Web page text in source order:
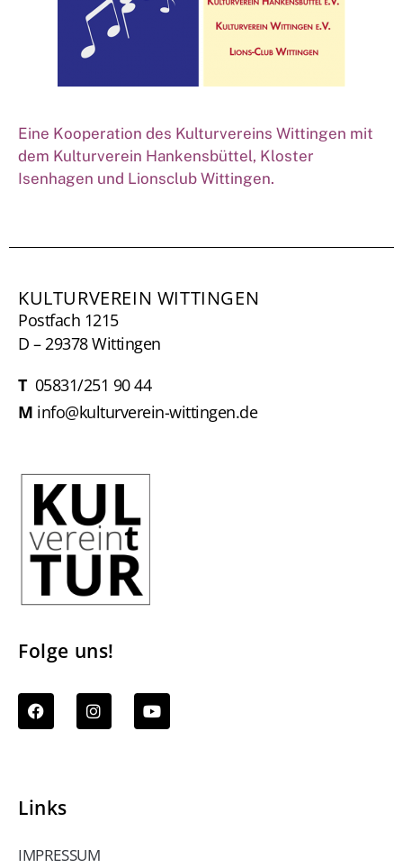
Eine Kooperation des Kulturvereins Wittingen mit
dem Kulturverein Hankensbüttel, Kloster
Isenhagen und Lionsclub Wittingen.
KULTURVEREIN WITTINGEN
Postfach 1215
D – 29378 Wittingen
T05831/251 90 44
M info@kulturverein-wittingen.de
Folge uns!
Links
IMPRESSUM